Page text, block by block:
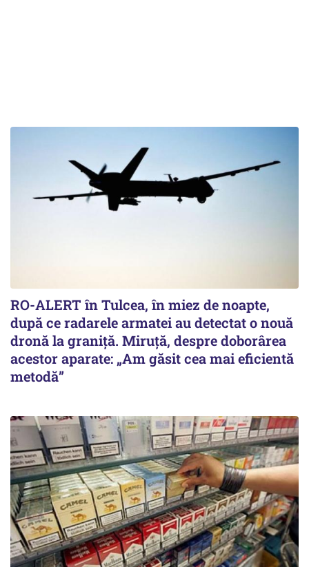
RO-ALERT în Tulcea, în miez de noapte,
după ce radarele armatei au detectat o nouă
dronă la graniță. Miruță, despre doborârea
acestor aparate: „Am găsit cea mai eficientă
metodă”